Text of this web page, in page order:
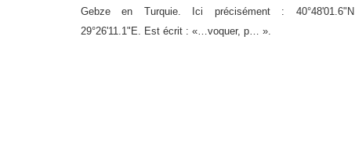
Gebze en Turquie. Ici précisément : 40°48'01.6"N
29°26'11.1"E. Est écrit : «…voquer, p… ».